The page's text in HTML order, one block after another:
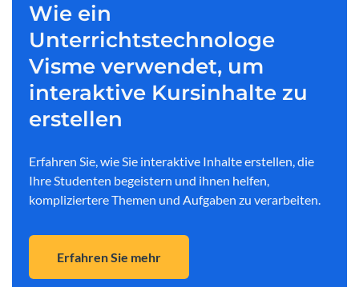
Wie ein
Unterrichtstechnologe
Visme verwendet, um
interaktive Kursinhalte zu
erstellen
Erfahren Sie, wie Sie interaktive Inhalte erstellen, die
Ihre Studenten begeistern und ihnen helfen,
kompliziertere Themen und Aufgaben zu verarbeiten.
Erfahren Sie mehr